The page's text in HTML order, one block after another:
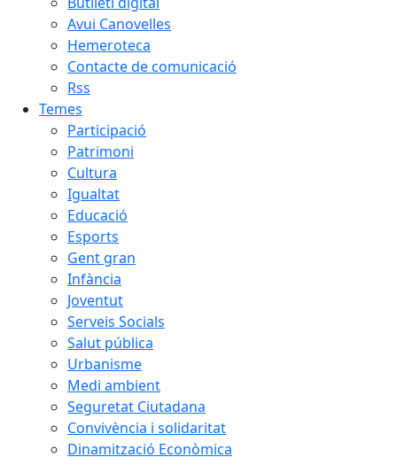
Avui Canovelles
Hemeroteca
Contacte de comunicació
Rss
Temes
Participació
Patrimoni
Cultura
Igualtat
Educació
Esports
Gent gran
Infància
Joventut
Serveis Socials
Salut pública
Urbanisme
Medi ambient
Seguretat Ciutadana
Convivència i solidaritat
Dinamització Econòmica